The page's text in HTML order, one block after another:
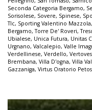
Seconda Categoria Bergamo,
Sorisolese, Sovere, Spinese,
Tlc, Sporting Valentino Mazzola,
Bergamo,Torre De' Roveri,
Ubialese, Unica Futura, Unitas
Urgnano, Valcalepio, Valle
Verdellinese, Verdello,
Brembana, Villa D'ogna, Villa
Gazzaniga, Virtus Oratorio